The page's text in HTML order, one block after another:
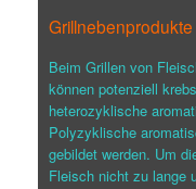
Grillnebenprodukte
Beim Grillen von
können potenziell
heterozyklische
Polyzyklische
gebildet werden. Um
Fleisch nicht zu lange